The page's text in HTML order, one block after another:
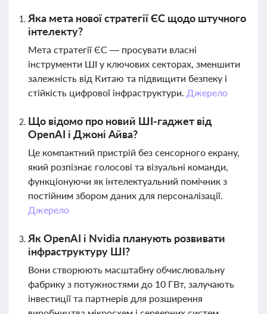
Яка мета нової стратегії ЄС щодо штучного
інтелекту?
Мета стратегії ЄС — просувати власні
інструменти ШІ у ключових секторах, зменшити
залежність від Китаю та підвищити безпеку і
стійкість цифрової інфраструктури. Джерело
Що відомо про новий ШІ-гаджет від
OpenAI і Джоні Айва?
Це компактний пристрій без сенсорного екрану,
який розпізнає голосові та візуальні команди,
функціонуючи як інтелектуальний помічник з
постійним збором даних для персоналізації.
Джерело
Як OpenAI і Nvidia планують розвивати
інфраструктуру ШІ?
Вони створюють масштабну обчислювальну
фабрику з потужностями до 10 ГВт, залучають
інвестиції та партнерів для розширення